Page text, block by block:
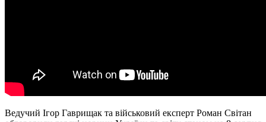
Ведучий Ігор Гаврищак та військовий експерт Роман Світан